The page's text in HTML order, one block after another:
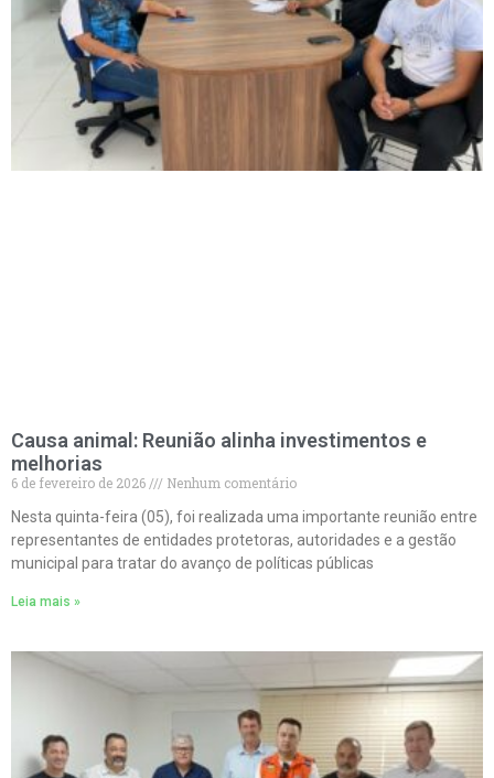
Causa animal: Reunião alinha investimentos e
melhorias
6 de fevereiro de 2026
Nenhum comentário
Nesta quinta-feira (05), foi realizada uma importante reunião entre
representantes de entidades protetoras, autoridades e a gestão
municipal para tratar do avanço de políticas públicas
Leia mais »